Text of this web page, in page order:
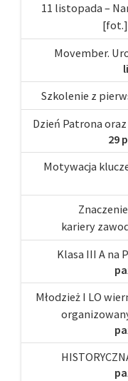
11 listopada –
[fot.]
Movember.
Szkolenie z
Dzień Patrona
29
Motywacja
kariery
Klasa III A na
Młodzież I LO